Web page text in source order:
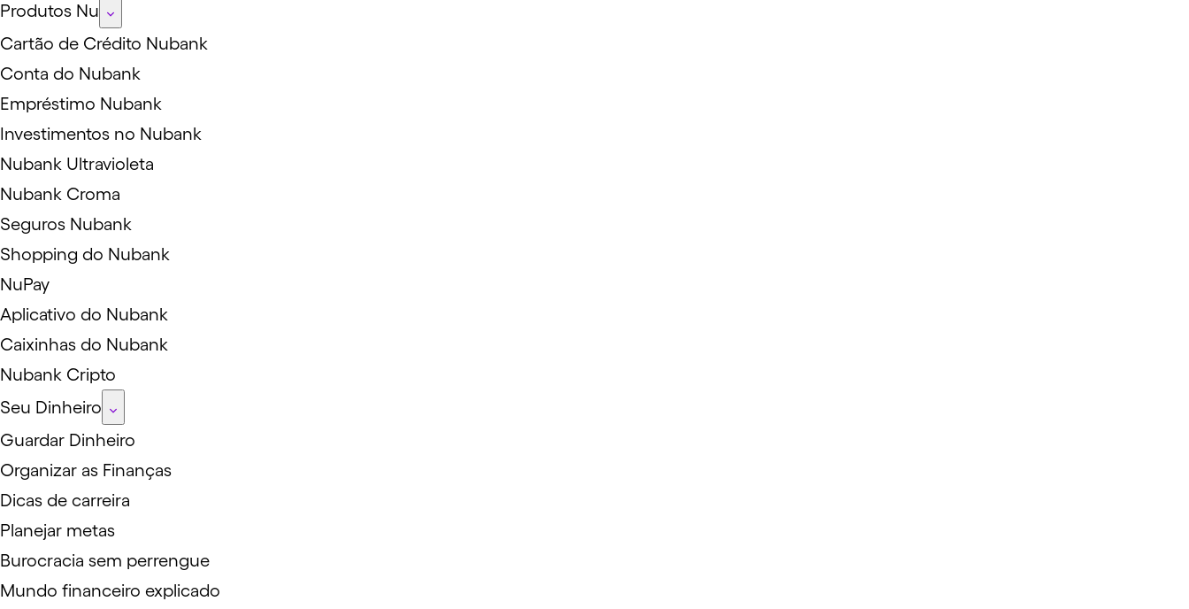
Produtos Nu
Cartão de Crédito Nubank
Conta do Nubank
Empréstimo Nubank
Investimentos no Nubank
Nubank Ultravioleta
Nubank Croma
Seguros Nubank
Shopping do Nubank
NuPay
Aplicativo do Nubank
Caixinhas do Nubank
Nubank Cripto
Seu Dinheiro
Guardar Dinheiro
Organizar as Finanças
Dicas de carreira
Planejar metas
Burocracia sem perrengue
Mundo financeiro explicado